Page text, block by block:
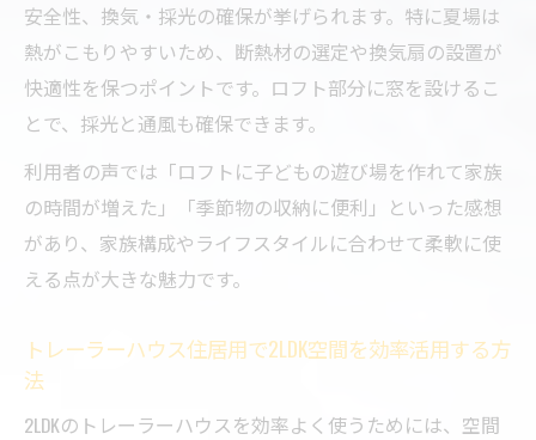
安全性、換気・採光の確保が挙げられます。特に夏場は
熱がこもりやすいため、断熱材の選定や換気扇の設置が
快適性を保つポイントです。ロフト部分に窓を設けるこ
とで、採光と通風も確保できます。
利用者の声では「ロフトに子どもの遊び場を作れて家族
の時間が増えた」「季節物の収納に便利」といった感想
があり、家族構成やライフスタイルに合わせて柔軟に使
える点が大きな魅力です。
トレーラーハウス住居用で2LDK空間を効率活用する方
法
2LDKのトレーラーハウスを効率よく使うためには、空間